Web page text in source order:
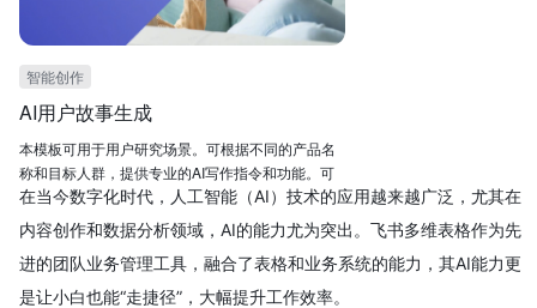
智能创作
AI用户故事生成
本模板可用于用户研究场景。可根据不同的产品名
称和目标人群，提供专业的AI写作指令和功能。可
大幅度提高用户研究效率和效果。
在当今数字化时代，人工智能（AI）技术的应用越来越广泛，尤其在
内容创作和数据分析领域，AI的能力尤为突出。飞书多维表格作为先
进的团队业务管理工具，融合了表格和业务系统的能力，其AI能力更
是让小白也能“走捷径”，大幅提升工作效率。